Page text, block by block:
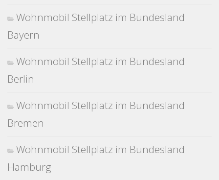
Wohnmobil Stellplatz im Bundesland
Bayern
Wohnmobil Stellplatz im Bundesland
Berlin
Wohnmobil Stellplatz im Bundesland
Bremen
Wohnmobil Stellplatz im Bundesland
Hamburg